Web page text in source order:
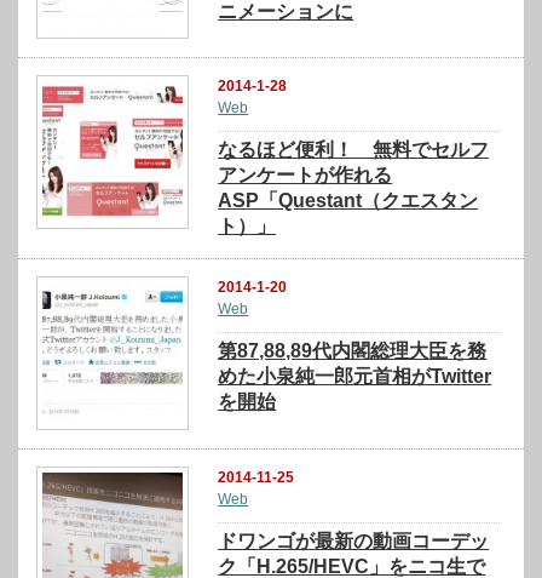
ニメーションに
2014-1-28
Web
なるほど便利！ 無料でセルフ
アンケートが作れる
ASP「Questant（クエスタン
ト）」
2014-1-20
Web
第87,88,89代内閣総理大臣を務
めた小泉純一郎元首相がTwitter
を開始
2014-11-25
Web
ドワンゴが最新の動画コーデッ
ク「H.265/HEVC」をニコ生で